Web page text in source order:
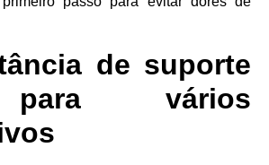
de suporte
vários